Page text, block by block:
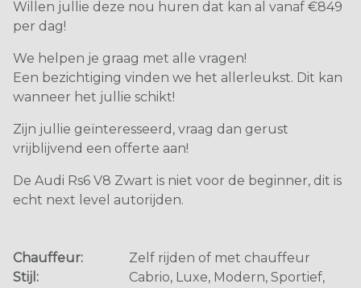
Willen jullie deze nou huren dat kan al vanaf €849
per dag!
We helpen je graag met alle vragen!
Een bezichtiging vinden we het allerleukst. Dit kan
wanneer het jullie schikt!
Zijn jullie geïnteresseerd, vraag dan gerust
vrijblijvend een offerte aan!
De Audi Rs6 V8 Zwart is niet voor de beginner, dit is
echt next level autorijden.
Chauffeur:
Zelf rijden of met chauffeur
Stijl:
Cabrio, Luxe, Modern, Sportief,